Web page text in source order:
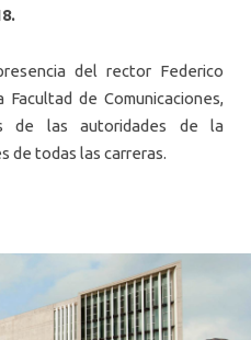
del rector Federico
de Comunicaciones,
de las autoridades de la
de todas las carreras.